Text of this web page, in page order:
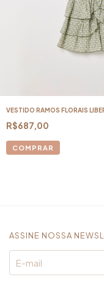
VESTIDO RAMOS FLORAIS
R$687,00
COMPRAR
ASSINE NOSSA